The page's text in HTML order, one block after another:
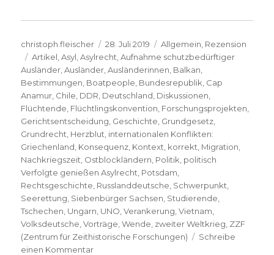
Autor
christoph.fleischer
Veröffentlicht
am
28. Juli 2019 Kategorien
Allgemein Rezension
Schlagwörter
Artikel ,Asyl ,Asylrecht ,Aufnahme schutzbedürftiger
Ausländer ,Ausländer ,Ausländerinnen Balkan
Bestimmungen Boatpeople Bundesrepublik Cap
Anamur Chile DDR Deutschland Diskussionen
Flüchtende Flüchtlingskonvention Forschungsprojekten
Gerichtsentscheidung Geschichte Grundgesetz
Grundrecht Herzblut internationalen Konflikten:
Griechenland Konsequenz Kontext korrekt Migration
Nachkriegszeit Ostblockländern Politik politisch
Verfolgte genießen Asylrecht Potsdam
Rechtsgeschichte Russlanddeutsche Schwerpunkt
Seerettung Siebenbürger Sachsen Studierende
Tschechen Ungarn UNO ,Verankerung ,Vietnam
Volksdeutsche ,Vorträge ,Wende zweiter Weltkrieg ZZF
(Zentrum für Zeithistorische Forschungen)
Schreibe
einen Kommentarzu